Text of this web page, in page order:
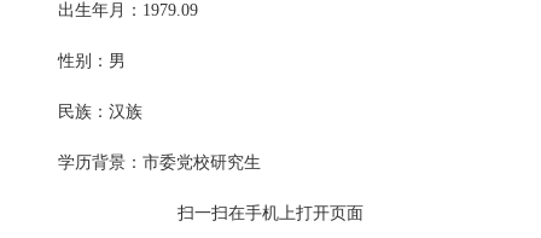
出生年月：1979.09
性别：男
民族：汉族
学历背景：市委党校研究生
扫一扫在手机上打开页面